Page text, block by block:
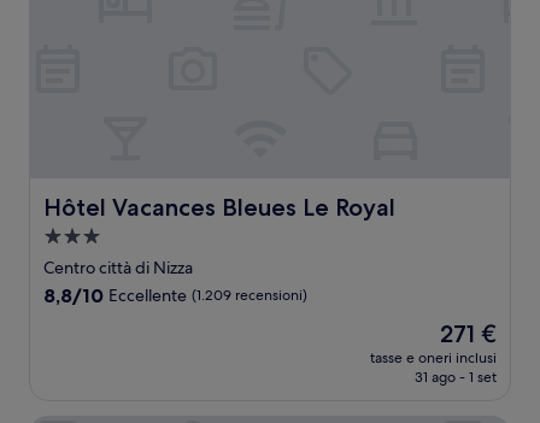
Hôtel Vacances Bleues Le Royal
Hôtel Vacances Bleues Le Royal
Struttura
a
3.0
Centro città di Nizza
8.8
8,8/10 Eccellente (1.209 recensioni)
Il
prezzo
attuale
271 €
271 €
tasse e oneri inclusi
31 ago - 1 set